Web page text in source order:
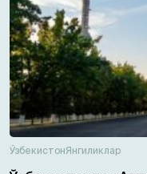
ЎзбекистонЯнгиликлар